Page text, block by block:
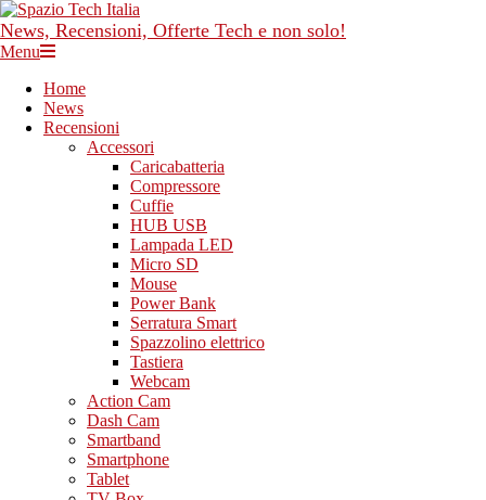
Skip
to
content
News, Recensioni, Offerte Tech e non solo!
Primary
Menu
Menu
Home
News
Recensioni
Accessori
Caricabatteria
Compressore
Cuffie
HUB USB
Lampada LED
Micro SD
Mouse
Power Bank
Serratura Smart
Spazzolino elettrico
Tastiera
Webcam
Action Cam
Dash Cam
Smartband
Smartphone
Tablet